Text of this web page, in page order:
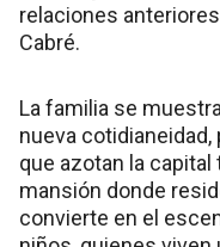
relaciones
Cabré.
La familia se
nueva
que azotan la capital
mansión donde
convierte en el